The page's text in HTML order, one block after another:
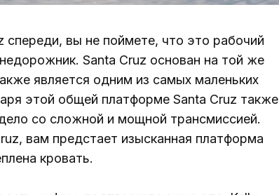
спереди, вы не поймете, что это рабочий
Santa Cruz основан на той же
является одним из самых маленьких
этой общей платформе Santa Cruz также
со сложной и мощной трансмиссией.
вам предстает изысканная платформа
кровать.